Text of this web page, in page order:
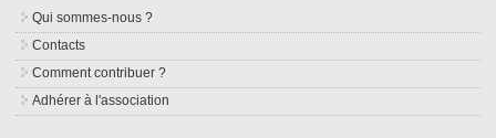
Qui sommes-nous ?
Contacts
Comment contribuer ?
Adhérer à l'association